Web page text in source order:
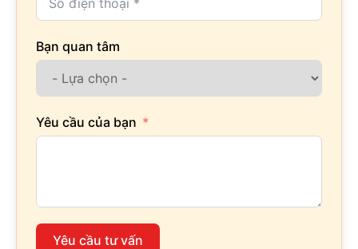
Bạn quan tâm
Yêu cầu của bạn
Yêu cầu tư vấn